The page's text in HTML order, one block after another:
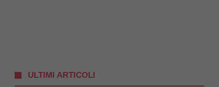
ULTIMI ARTICOLI